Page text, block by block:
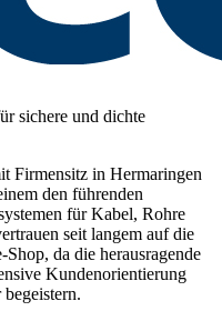
sichere und dichte
Firmensitz in Hermaringen
den führenden
für Kabel, Rohre
seit langem auf die
da die herausragende
Kundenorientierung